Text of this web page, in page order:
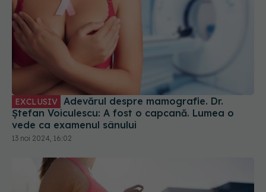
EXCLUSIV
Ștefan Voiculescu: A fost o capcană. Lumea o
vede ca examenul sânului
13 noi 2024, 16:02